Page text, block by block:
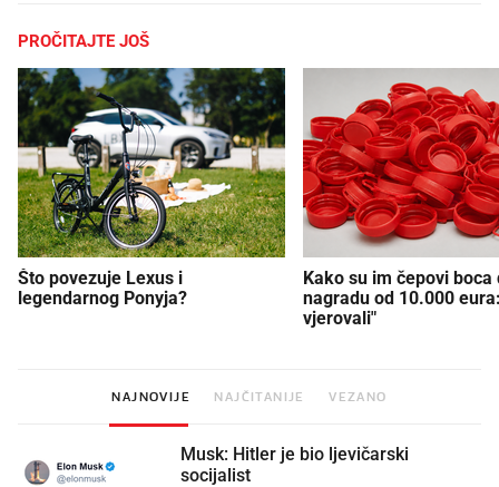
PROČITAJTE JOŠ
Što povezuje Lexus i
legendarnog Ponyja?
Kako su im čepovi boca
nagradu od 10.000
vjerovali"
NAJNOVIJE NAJČITANIJE VEZANO
Musk: Hitler je bio ljevičarski
socijalist